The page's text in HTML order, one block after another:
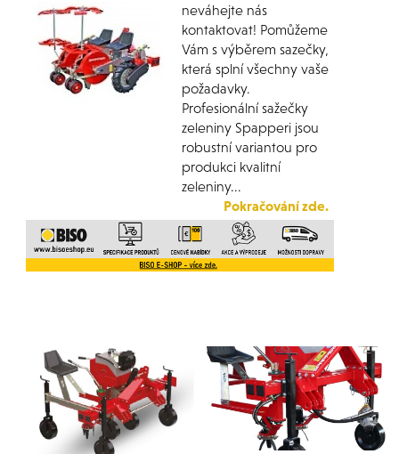
neváhejte nás
kontaktovat! Pomůžeme
Vám s výběrem sazečky,
která splní všechny vaše
požadavky.
Profesionální sažečky
zeleniny Spapperi jsou
robustní variantou pro
produkci kvalitní
zeleniny...
Pokračování zde.